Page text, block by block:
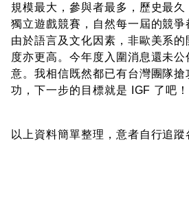
規模最大，參與者最多，歷史最
獨立遊戲競賽，自然每一屆的競
由於語言及文化因素，非歐美系
度亦更高。今年度入圍消息還未
意。我相信既然都已有台灣團隊
功，下一步的目標就是 IGF 了吧！
以上資料簡單整理，意者自行追蹤